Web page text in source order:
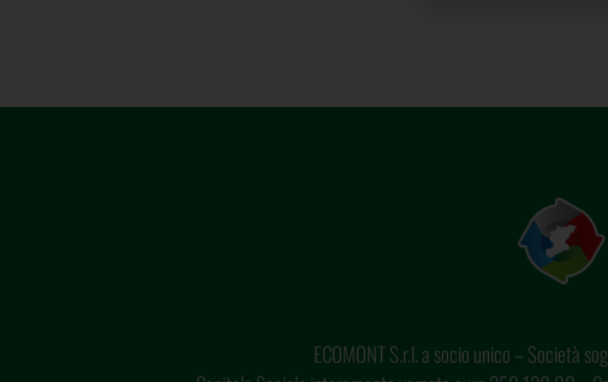
ECOMONT S.r.l. a socio unico – Società